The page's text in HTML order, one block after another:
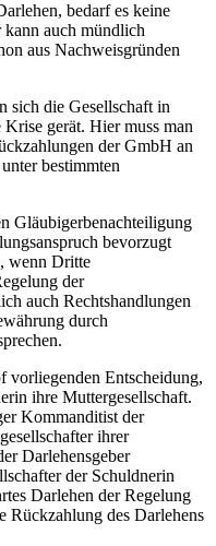
bedarf es keine
kann auch mündlich
aus Nachweisgründen
sich die Gesellschaft in
gerät. Hier muss man
der GmbH an
bestimmten
Gläubigerbenachteiligung
bevorzugt
wenn Dritte
der
auch Rechtshandlungen
durch
vorliegenden Entscheidung,
ihre Muttergesellschaft.
Kommanditist der
ihrer
Darlehensgeber
der Schuldnerin
Darlehen der Regelung
Rückzahlung des Darlehens